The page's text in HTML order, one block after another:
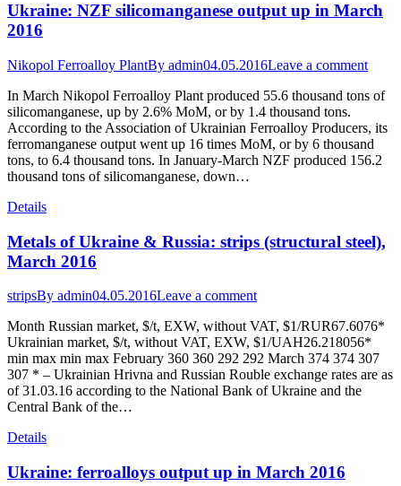
Ukraine: NZF silicomanganese output up in March
2016
Nikopol Ferroalloy PlantBy admin04.05.2016Leave a comment
In March Nikopol Ferroalloy Plant produced 55.6 thousand tons of
silicomanganese, up by 2.6% MoM, or by 1.4 thousand tons.
According to the Association of Ukrainian Ferroalloy Producers, its
ferromanganese output went up 16 times MoM, or by 6 thousand
tons, to 6.4 thousand tons. In January-March NZF produced 156.2
thousand tons of silicomanganese, down…
Details
Metals of Ukraine & Russia: strips (structural steel),
March 2016
stripsBy admin04.05.2016Leave a comment
Month Russian market, $/t, EXW, without VAT, $1/RUR67.6076*
Ukrainian market, $/t, without VAT, EXW, $1/UAH26.218056*
min max min max February 360 360 292 292 March 374 374 307
307 * – Ukrainian Hrivna and Russian Rouble exchange rates are as
of 31.03.16 according to the National Bank of Ukraine and the
Central Bank of the…
Details
Ukraine: ferroalloys output up in March 2016